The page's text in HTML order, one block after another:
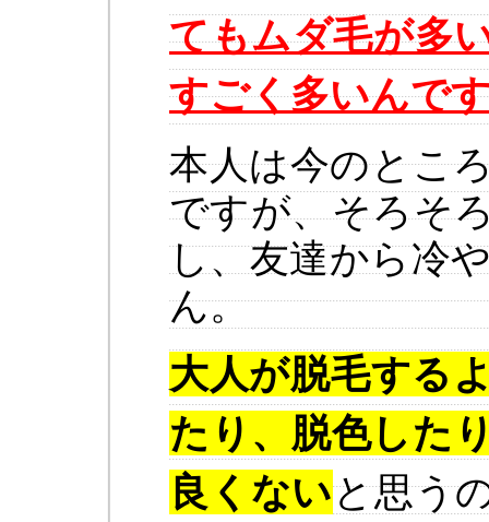
てもムダ毛が多
すごく多いんで
本人は今のとこ
ですが、そろそ
し、友達から冷
ん。
大人が脱毛する
たり、脱色した
良くないと思う